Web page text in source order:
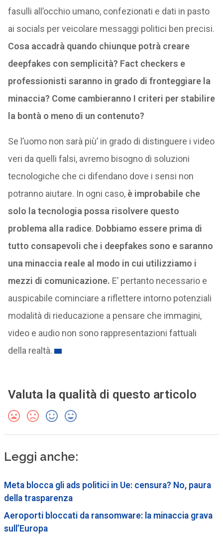
fasulli all’occhio umano, confezionati e dati in pasto
ai socials per veicolare messaggi politici ben precisi.
Cosa accadrà quando chiunque potrà creare
deepfakes con semplicità? Fact checkers e
professionisti saranno in grado di fronteggiare la
minaccia? Come cambieranno I criteri per stabilire
la bontà o meno di un contenuto?
Se l’uomo non sarà più’ in grado di distinguere i video
veri da quelli falsi, avremo bisogno di soluzioni
tecnologiche che ci difendano dove i sensi non
potranno aiutare. In ogni caso,è improbabile che
solo la tecnologia possa risolvere questo
problema alla radice. Dobbiamo essere prima di
tutto consapevoli che i deepfakes sono e saranno
una minaccia reale al modo in cui utilizziamo i
mezzi di comunicazione. E’ pertanto necessario e
auspicabile cominciare a riflettere intorno potenziali
modalità di rieducazione a pensare che immagini,
video e audio non sono rappresentazioni fattuali
della realtà.
Valuta la qualità di questo articolo
Leggi anche:
Meta blocca gli ads politici in Ue: censura? No, paura
della trasparenza
Aeroporti bloccati da ransomware: la minaccia grava
sull’Europa